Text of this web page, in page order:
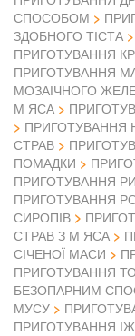
СПОСОБОМ
ЗДОБНОГО ТІСТА
ПРИГОТУВАННЯ
ПРИГОТУВАННЯ
МОЗАІЧНОГО
М ЯСА
ПРИГОТУВАННЯ
СТРАВ
ПОМАДКИ
ПРИГОТУВАННЯ
ПРИГОТУВАННЯ
СИРОПІВ
СТРАВ З М ЯСА
СІЧЕНОЇ МАСИ
ПРИГОТУВАННЯ
БЕЗОПАРНИМ
МУСУ
ПРИГОТУВАННЯ